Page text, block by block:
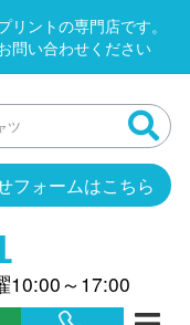
ントの専門店です。
問い合わせください
フォームはこちら
10:00～17:00